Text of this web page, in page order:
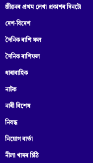
জীৱনৰ প্ৰথম লেখা প্ৰকাশৰ দিনটো
দেশ-বিদেশ
দৈনিক ৰাশি ফল
দৈনিক ৰাশিফল
ধাৰাবাহিক
নাটক
নাৰী বিশেষ
নিবন্ধ
নিয়োগ বাৰ্তা
নীলা খামৰ চিঠি